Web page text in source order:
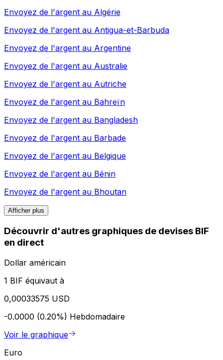
Envoyez de l'argent au Algérie
Envoyez de l'argent au Antigua-et-Barbuda
Envoyez de l'argent au Argentine
Envoyez de l'argent au Australie
Envoyez de l'argent au Autriche
Envoyez de l'argent au Bahreïn
Envoyez de l'argent au Bangladesh
Envoyez de l'argent au Barbade
Envoyez de l'argent au Belgique
Envoyez de l'argent au Bénin
Envoyez de l'argent au Bhoutan
Afficher plus
Découvrir d'autres graphiques de devises BIF
en direct
Dollar américain
1 BIF équivaut à
0,00033575 USD
-0.0000 (0.20%) Hebdomadaire
Voir le graphique
Euro